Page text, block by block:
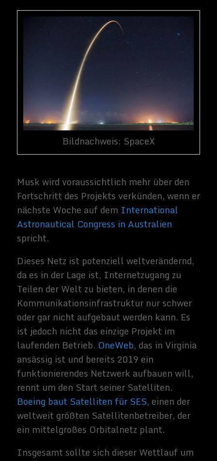
Insgesamt sollte sich dieser Wettlauf um
die Schaffung satellitengestützter
Internetnetzwerke als positiv erweisen, da
der Internetzugang demokratisierende
Wirkung haben kann. Der Zugang zu den
bedürftigsten Menschen wird ein großer
Schritt auf dem Weg zu einer besseren
GeekWire,TechCrunch
Neueste Beiträge
Die Zukunft der digitalen
wichtig ist
Kristallklare Umzugsdienste in
Berlin
Die Zukunft in deiner Tasche: Wie
revolutionieren
Buchvorstellung: Der KI-Kodex
Verschwörung im Silizium
SpaceX Boca Chica – Raumschiff
SN8 zeigt seine Flügel.
Related Images:
SpaceX hat Anmeldeverfahren
für den Hyperloop Pod Contest
2018 freigegeben Nach zwei
August...